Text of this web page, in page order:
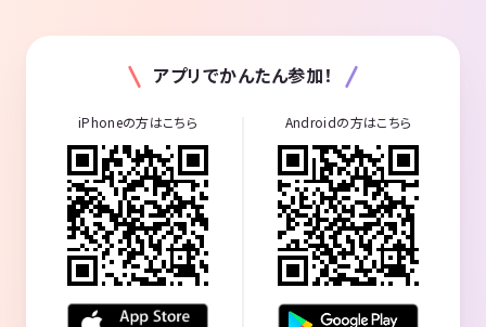
アプリでかんたん参加！
iPhoneの方はこちら Androidの方はこちら